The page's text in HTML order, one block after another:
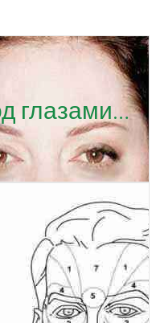
глазами…